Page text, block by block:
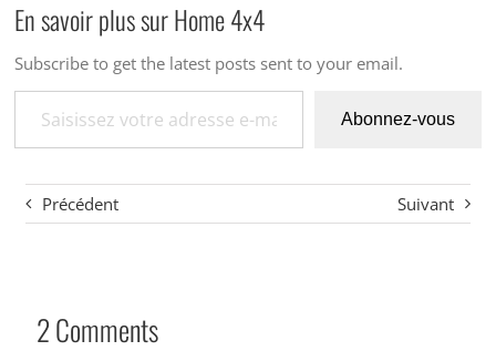
En savoir plus sur Home 4x4
Subscribe to get the latest posts sent to your email.
Saisissez votre adresse e-mail…
Abonnez-vous
Précédent Suivant
2 Comments